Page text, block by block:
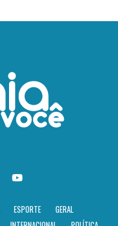
ESPORTE
GERAL